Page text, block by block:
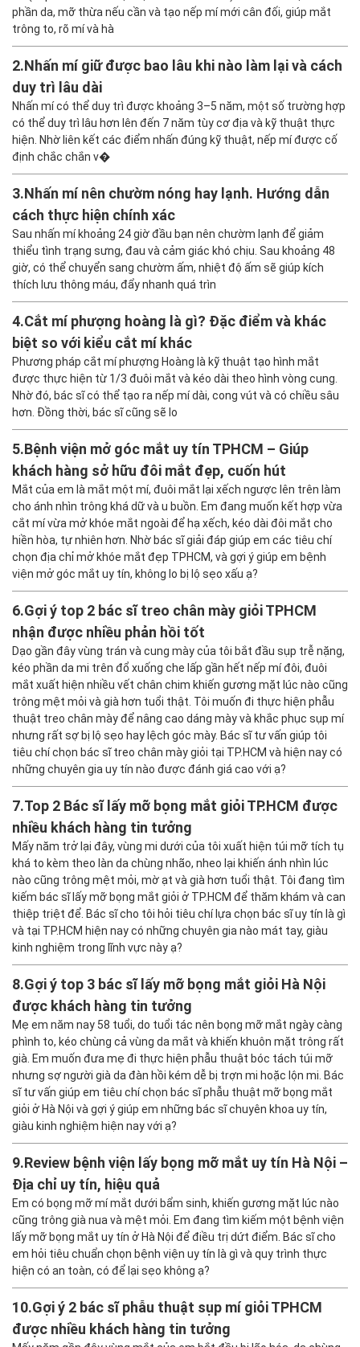
18/12/2024 lúc 11:44 sáng
E nhấn mí mà nó lộ hẳn ra ngoài đc nửa năm E
thấy có và E kéo ra, tụt ra ngoài hết chỉ luôn, sau
có sụp lại k ạ
Trả lời
Làm đẹp
18/12/2024 lúc 11:36 sáng
Tôi nhấn đã nhiều năm giờ muốn cắt mí trong
khi cắt có lấy chỉ ra không hay cứ kệ nó vậy bác
Trả lời
xuânIdol
18/12/2024 lúc 11:35 sáng
Bsi ơi trước cháu nhấn mí mà bh mắt cứ bị đau
ở đầu chỉ liệu có bị lsao k ak
Trả lời
phần da, mỡ thừa nếu cần và tạo nếp mí mới cân đối, giúp mắt
trông to, rõ mí và hà
2.Nhấn mí giữ được bao lâu khi nào làm lại và cách
duy trì lâu dài
Nhấn mí có thể duy trì được khoảng 3–5 năm, một số trường hợp
có thể duy trì lâu hơn lên đến 7 năm tùy cơ địa và kỹ thuật thực
hiện. Nhờ liên kết các điểm nhấn đúng kỹ thuật, nếp mí được cố
định chắc chắn v�
3.Nhấn mí nên chườm nóng hay lạnh. Hướng dẫn
cách thực hiện chính xác
Sau nhấn mí khoảng 24 giờ đầu bạn nên chườm lạnh để giảm
thiểu tình trạng sưng, đau và cảm giác khó chịu. Sau khoảng 48
giờ, có thể chuyển sang chườm ấm, nhiệt độ ấm sẽ giúp kích
thích lưu thông máu, đẩy nhanh quá trìn
4.Cắt mí phượng hoàng là gì? Đặc điểm và khác
biệt so với kiểu cắt mí khác
Phương pháp cắt mí phượng Hoàng là kỹ thuật tạo hình mắt
được thực hiện từ 1/3 đuôi mắt và kéo dài theo hình vòng cung.
Nhờ đó, bác sĩ có thể tạo ra nếp mí dài, cong vút và có chiều sâu
hơn. Đồng thời, bác sĩ cũng sẽ lo
5.Bệnh viện mở góc mắt uy tín TPHCM – Giúp
khách hàng sở hữu đôi mắt đẹp, cuốn hút
Mắt của em là mắt một mí, đuôi mắt lại xếch ngược lên trên làm
cho ánh nhìn trông khá dữ và u buồn. Em đang muốn kết hợp vừa
cắt mí vừa mở khóe mắt ngoài để hạ xếch, kéo dài đôi mắt cho
hiền hòa, tự nhiên hơn. Nhờ bác sĩ giải đáp giúp em các tiêu chí
chọn địa chỉ mở khóe mắt đẹp TPHCM, và gợi ý giúp em bệnh
viện mở góc mắt uy tín, không lo bị lộ sẹo xấu ạ?
6.Gợi ý top 2 bác sĩ treo chân mày giỏi TPHCM
nhận được nhiều phản hồi tốt
Dạo gần đây vùng trán và cung mày của tôi bắt đầu sụp trễ nặng,
kéo phần da mi trên đổ xuống che lấp gần hết nếp mí đôi, đuôi
mắt xuất hiện nhiều vết chân chim khiến gương mặt lúc nào cũng
trông mệt mỏi và già hơn tuổi thật. Tôi muốn đi thực hiện phẫu
thuật treo chân mày để nâng cao dáng mày và khắc phục sụp mí
nhưng rất sợ bị lộ sẹo hay lệch góc mày. Bác sĩ tư vấn giúp tôi
tiêu chí chọn bác sĩ treo chân mày giỏi tại TP.HCM và hiện nay có
những chuyên gia uy tín nào được đánh giá cao với ạ?
7.Top 2 Bác sĩ lấy mỡ bọng mắt giỏi TP.HCM được
nhiều khách hàng tin tưởng
Mấy năm trở lại đây, vùng mi dưới của tôi xuất hiện túi mỡ tích tụ
khá to kèm theo làn da chùng nhão, nheo lại khiến ánh nhìn lúc
nào cũng trông mệt mỏi, mờ ạt và già hơn tuổi thật. Tôi đang tìm
kiếm bác sĩ lấy mỡ bọng mắt giỏi ở TP.HCM để thăm khám và can
thiệp triệt để. Bác sĩ cho tôi hỏi tiêu chí lựa chọn bác sĩ uy tín là gì
và tại TP.HCM hiện nay có những chuyên gia nào mát tay, giàu
kinh nghiệm trong lĩnh vực này ạ?
8.Gợi ý top 3 bác sĩ lấy mỡ bọng mắt giỏi Hà Nội
được khách hàng tin tưởng
Mẹ em năm nay 58 tuổi, do tuổi tác nên bọng mỡ mắt ngày càng
phình to, kéo chùng cả vùng da mắt và khiến khuôn mặt trông rất
già. Em muốn đưa mẹ đi thực hiện phẫu thuật bóc tách túi mỡ
nhưng sợ người già da đàn hồi kém dễ bị trợn mi hoặc lộn mi. Bác
sĩ tư vấn giúp em tiêu chí chọn bác sĩ phẫu thuật mỡ bọng mắt
giỏi ở Hà Nội và gợi ý giúp em những bác sĩ chuyên khoa uy tín,
giàu kinh nghiệm hiện nay với ạ?
9.Review bệnh viện lấy bọng mỡ mắt uy tín Hà Nội –
Địa chỉ uy tín, hiệu quả
Em có bọng mỡ mí mắt dưới bẩm sinh, khiến gương mặt lúc nào
cũng trông già nua và mệt mỏi. Em đang tìm kiếm một bệnh viện
lấy mỡ bọng mắt uy tín ở Hà Nội để điều trị dứt điểm. Bác sĩ cho
em hỏi tiêu chuẩn chọn bệnh viện uy tín là gì và quy trình thực
hiện có an toàn, có để lại sẹo không ạ?
10.Gợi ý 2 bác sĩ phẫu thuật sụp mí giỏi TPHCM
được nhiều khách hàng tin tưởng